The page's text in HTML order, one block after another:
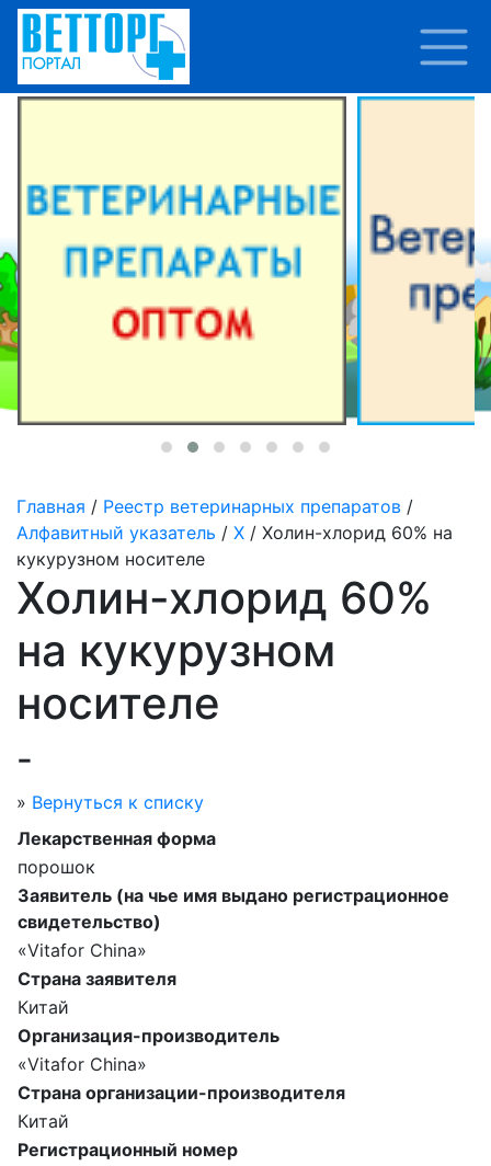
Главная / Реестр ветеринарных препаратов /
Алфавитный указатель / Х / Холин-хлорид 60% на
кукурузном носителе
Холин-хлорид 60%
на кукурузном
носителе
-
» Вернуться к списку
Лекарственная форма
порошок
Заявитель (на чье имя выдано регистрационное
свидетельство)
«Vitafor China»
Страна заявителя
Китай
Организация-производитель
«Vitafor China»
Страна организации-производителя
Китай
Регистрационный номер